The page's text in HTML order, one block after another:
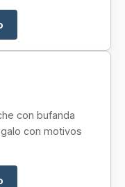
con bufanda
con motivos